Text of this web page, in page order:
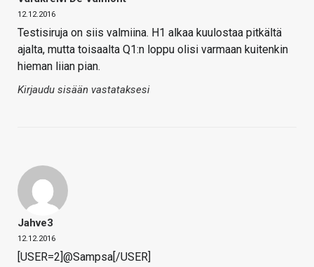
12.12.2016
Testisiruja on siis valmiina. H1 alkaa kuulostaa pitkältä
ajalta, mutta toisaalta Q1:n loppu olisi varmaan kuitenkin
hieman liian pian.
Kirjaudu sisään vastataksesi
Jahve3
12.12.2016
[USER=2]@Sampsa[/USER]